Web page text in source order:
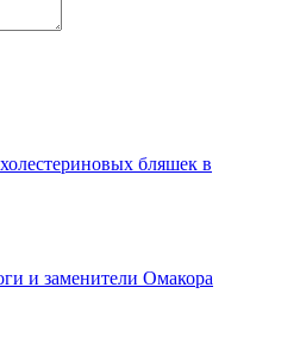
бляшек в
и заменители Омакора